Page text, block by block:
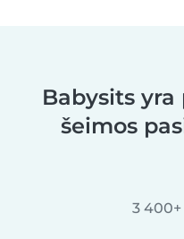
Babysits
šeimos
3